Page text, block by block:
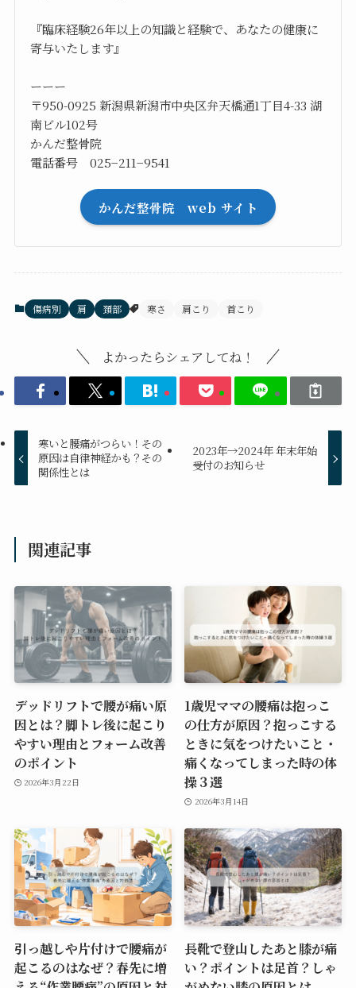
『臨床経験26年以上の知識と経験で、あなたの健康に
寄与いたします』
ーーー
〒950-0925 新潟県新潟市中央区弁天橋通1丁目4-33 湖
南ビル102号
かんだ整骨院
電話番号 025−211−9541
かんだ整骨院 web サイト
傷病別 肩 頚部 寒さ 肩こり 首こり
よかったらシェアしてね！
寒いと腰痛がつらい！その
原因は自律神経かも？その
関係性とは
2023年→2024年 年末年始
受付のお知らせ
関連記事
デッドリフトで腰が痛い原
因とは？脚トレ後に起こり
やすい理由とフォーム改善
のポイント
2026年3月22日
1歳児ママの腰痛は抱っこ
の仕方が原因？抱っこする
ときに気をつけたいこと・
痛くなってしまった時の体
操３選
2026年3月14日
引っ越しや片付けで腰痛が
起こるのはなぜ？春先に増
長靴で登山したあと膝が痛
い？ポイントは足首？しゃ